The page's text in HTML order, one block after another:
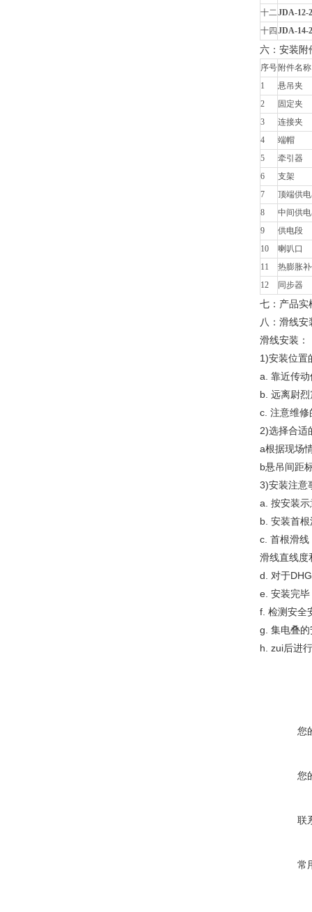
十二JDA-12-
十四 JDA-14-
六：安装附
序号附件名称
1
悬吊夹
2
固定夹
3
连接夹
4
端帽
5
牵引器
6
支架
7
顶端供
8
中间供
9
供电段
10
喇叭口
11
热膨胀
12
同步器
七：产品实
八：滑线安
滑线安装：
1)安装位置
a. 靠近传
b. 远离尉
c. 注意维修
2)选择合适
a根据现场
b悬吊间距
3)安装注意
a. 按安装
b. 安装首
c. 首根滑
滑线直线度
d. 对于
e. 安装完
f. 检测安全
g. 集电叠
h. zui后进
您
您
联
常